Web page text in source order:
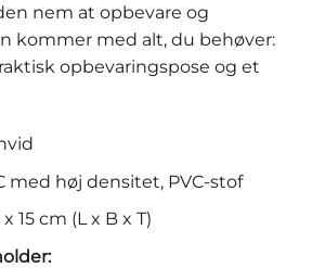
nem at opbevare og
kommer med alt, du behøver:
opbevaringspose og et
med høj densitet, PVC-stof
15 cm (L x B x T)